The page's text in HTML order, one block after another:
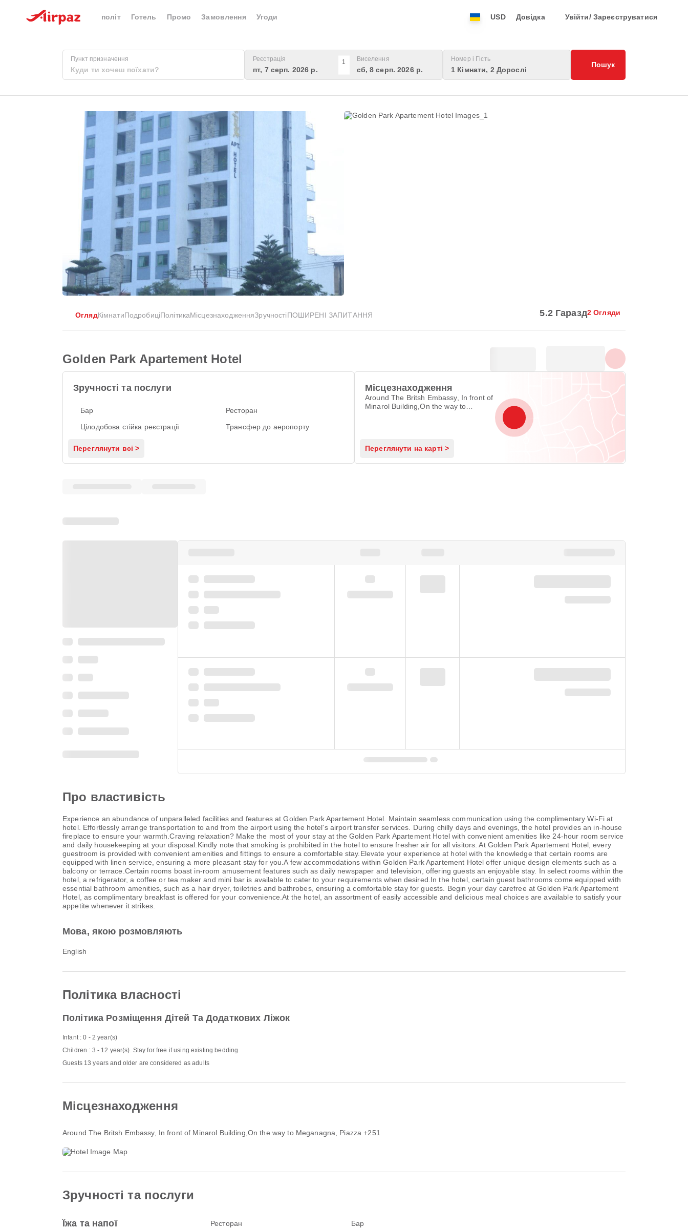
політ Готель Промо Замовлення Угоди USD Довідка Увійти/ Зареєструватися
Пункт призначення Реєстрація
пт, 7 серп. 2026 р.
1 Виселення
сб, 8 серп. 2026 р.
Номер і Гість
1 Кімнати, 2 Дорослі
Пошук
ОглядКімнатиПодробиціПолітикаМісцезнаходженняЗручностіПОШИРЕНІ ЗАПИТАННЯ 5.2 Гаразд2 Огляди
Golden Park Apartement Hotel
Зручності та послуги
Бар
Ресторан
Цілодобова стійка реєстрації
Трансфер до аеропорту
Переглянути всі >
Місцезнаходження
Around The Britsh Embassy, In front of
Minarol Building,On the way to
Переглянути на карті >
Про властивість
Experience an abundance of unparalleled facilities and features at Golden Park Apartement Hotel. Maintain seamless communication using the complimentary Wi-Fi at
hotel. Effortlessly arrange transportation to and from the airport using the hotel's airport transfer services. During chilly days and evenings, the hotel provides an in-house
fireplace to ensure your warmth.Craving relaxation? Make the most of your stay at the Golden Park Apartement Hotel with convenient amenities like 24-hour room service
and daily housekeeping at your disposal.Kindly note that smoking is prohibited in the hotel to ensure fresher air for all visitors. At Golden Park Apartement Hotel, every
guestroom is provided with convenient amenities and fittings to ensure a comfortable stay.Elevate your experience at hotel with the knowledge that certain rooms are
equipped with linen service, ensuring a more pleasant stay for you.A few accommodations within Golden Park Apartement Hotel offer unique design elements such as a
balcony or terrace.Certain rooms boast in-room amusement features such as daily newspaper and television, offering guests an enjoyable stay. In select rooms within the
hotel, a refrigerator, a coffee or tea maker and mini bar is available to cater to your requirements when desired.In the hotel, certain guest bathrooms come equipped with
essential bathroom amenities, such as a hair dryer, toiletries and bathrobes, ensuring a comfortable stay for guests. Begin your day carefree at Golden Park Apartement
Hotel, as complimentary breakfast is offered for your convenience.At the hotel, an assortment of easily accessible and delicious meal choices are available to satisfy your
appetite whenever it strikes.
Мова, якою розмовляють
English
Політика власності
Політика Розміщення Дітей Та Додаткових Ліжок
Infant : 0 - 2 year(s)
Children : 3 - 12 year(s). Stay for free if using existing bedding
Guests 13 years and older are considered as adults
Місцезнаходження
Around The Britsh Embassy, In front of Minarol Building,On the way to Meganagna , Piazza +251
Зручності та послуги
Їжа та напої Ресторан Бар